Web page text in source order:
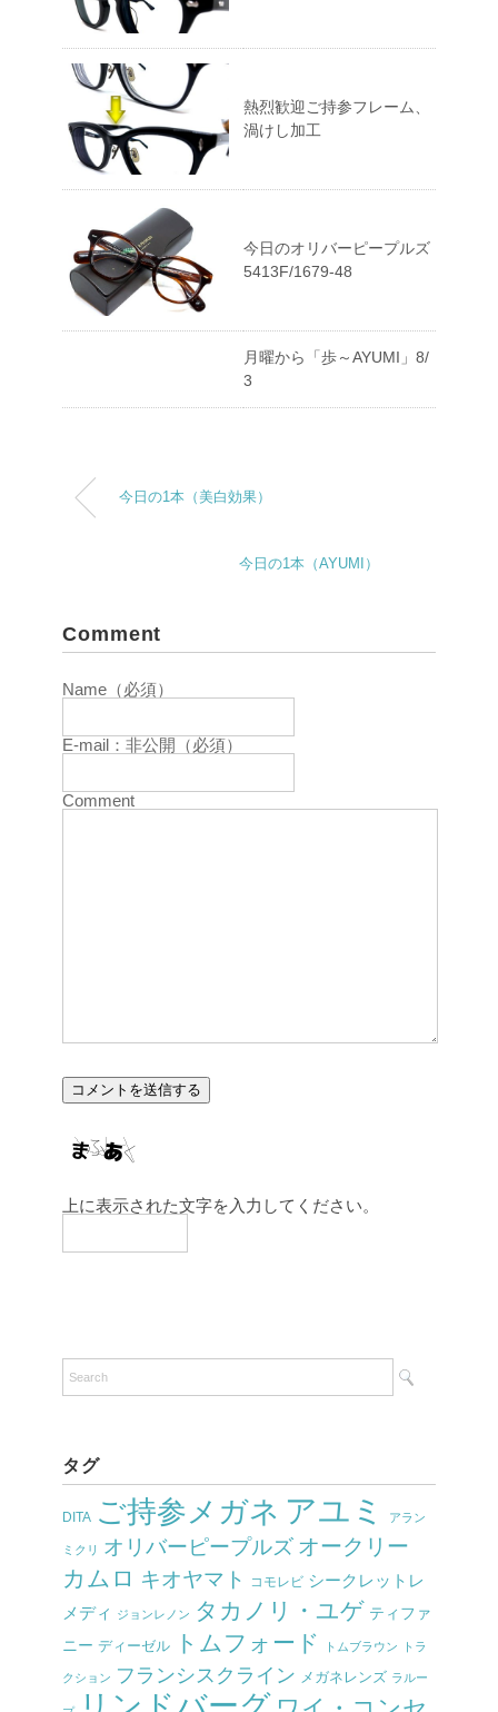
熱烈歓迎ご持参フレーム、
渦けし加工
今日のオリバーピープルズ
5413F/1679-48
月曜から「歩～AYUMI」8/
3
今日の1本（美白効果）
今日の1本（AYUMI）
Comment
Name（必須）
E-mail：非公開（必須）
Comment
上に表示された文字を入力してください。
タグ
DITA ご持参メガネ アユミ アラン
ミクリ オリバーピープルズ オークリー
カムロ キオヤマト コモレビ シークレットレ
メディ
ジョンレノン タカノリ・ユゲ ティファ
ニー ディーゼル トムフォード トムブラウン トラ
クション フランシスクライン メガネレンズ ラルー